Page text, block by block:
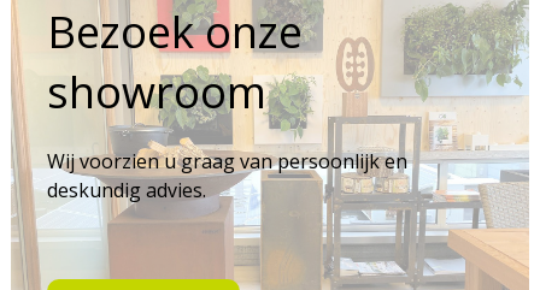
Bezoek onze
showroom
Wij voorzien u graag van persoonlijk en
deskundig advies.